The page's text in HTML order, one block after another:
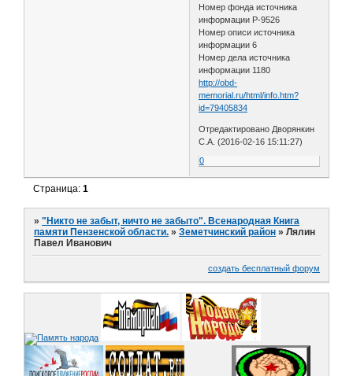
Номер фонда источника
информации Р-9526
Номер описи источника
информации 6
Номер дела источника
информации 1180
http://obd-
memorial.ru/html/info.htm?
id=79405834
Отредактировано Дворянкин
С.А. (2016-02-16 15:11:27)
0
Страница:1
»"Никто не забыт, ничто не забыто". Всенародная Книга
памяти Пензенской области. »Земетчинский район »Лялин
Павел Иванович
создать бесплатный форум